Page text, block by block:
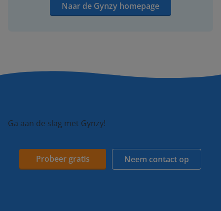
Naar de Gynzy homepage
Ga aan de slag met Gynzy!
Probeer gratis Neem contact op